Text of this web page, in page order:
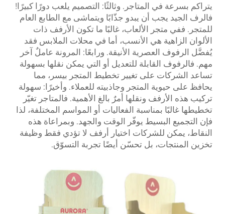
يتراكم بسرعة في المتاجر. وثالثًا: التصميم يلعب دورًا كبيرًا!
فالرف الجيد يجب أن يبدو جذّابًا ويتماشى مع الطابع العام
للمتجر. ففي متجر الألعاب، غالبًا ما تكون الأرفف ذات
الألوان الزاهية هي الأنسب، أما في محلات الملابس فقد
يُفضَّل الرفوف العصرية الأنيقة. ورابعًا: المرونة عاملٌ آخر
مهم. فالرفوف القابلة للتعديل أو التي يمكن نقلها بسهولة
تساعد الشركات على تغيير تخطيط المتجر بيسر، مما
يحافظ على حيوية المتجر وجاذبيته للعملاء. وأخيرًا: سهولة
تركيب هذه الأرفف ونقلها أمرٌ بالغ الأهمية. فالمتاجر تغيّر
تخطيطها غالبًا بمناسبة الفعاليات أو المواسم المختلفة، لذا
فإن التجميع البسيط يوفّر الوقت والجهد. وبمراعاة هذه
النقاط، يمكن للشركات اختيار أرفف لا تؤدي فقط وظيفة
تخزين المنتجات، بل تحسّن أيضًا تجربة التسوّق.